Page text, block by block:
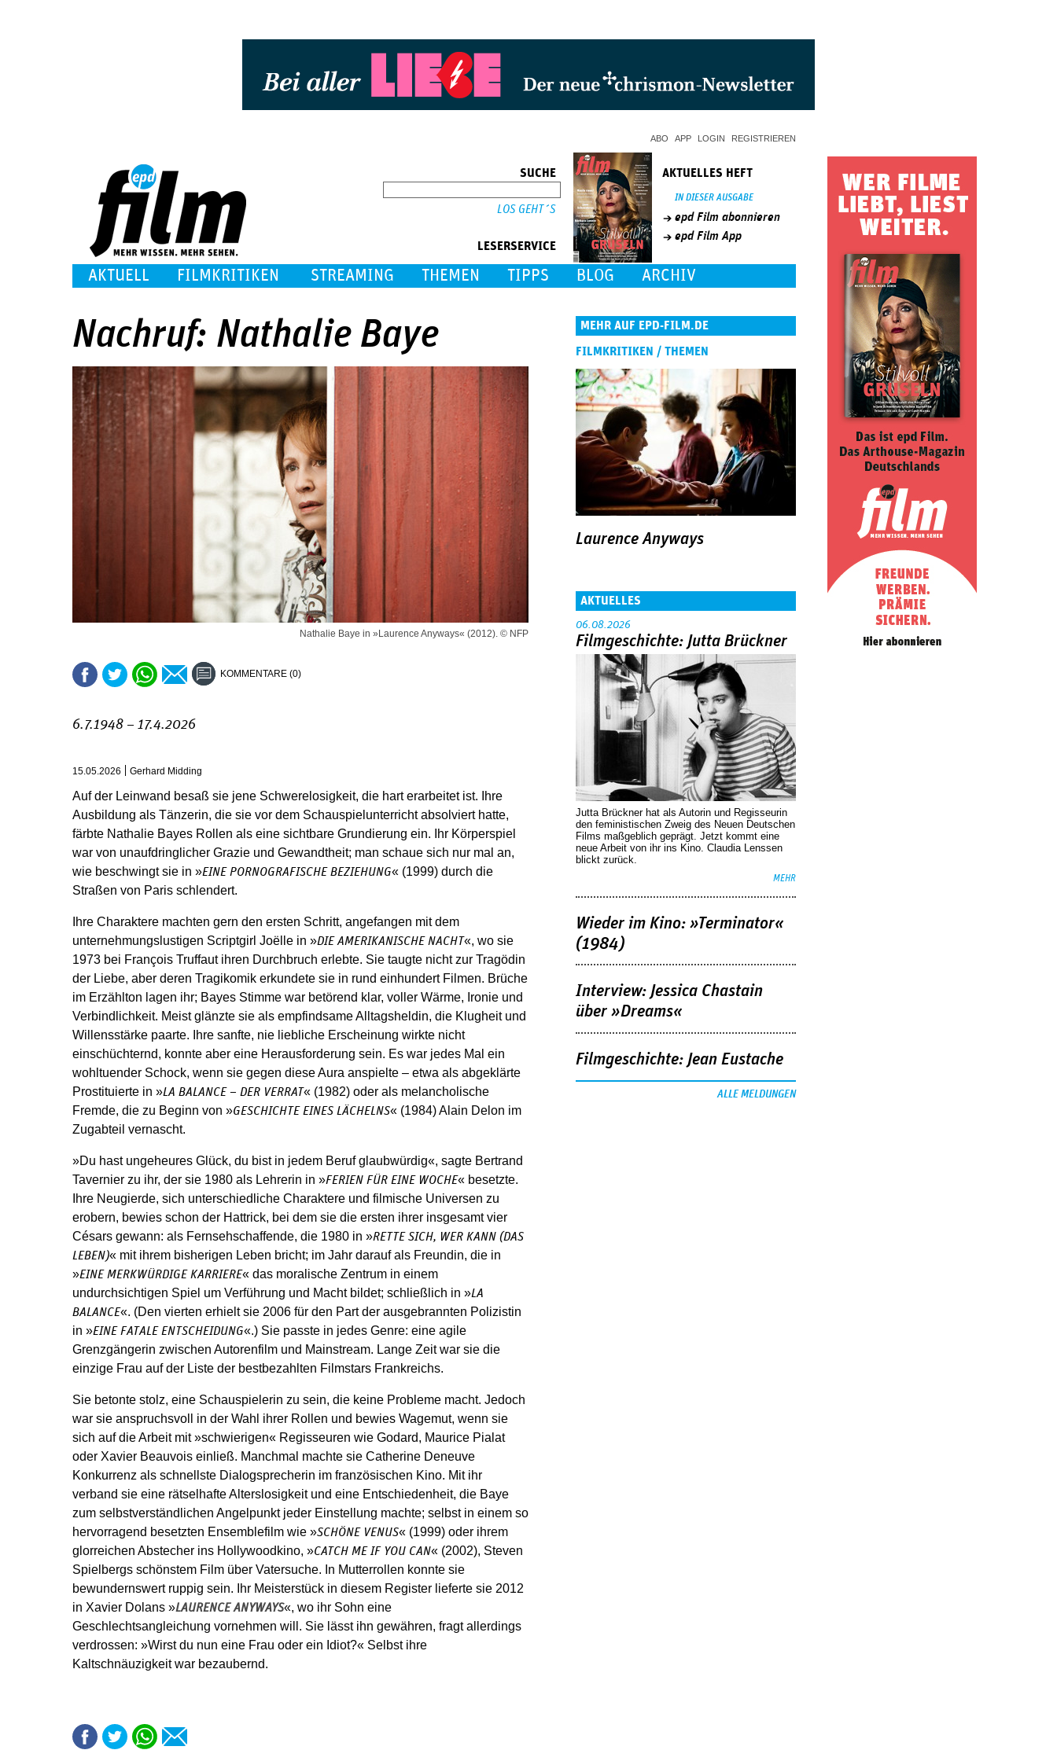
ABO APP LOGIN REGISTRIEREN
SUCHE
LESERSERVICE
AKTUELLES HEFT
IN DIESER AUSGABE
epd Film abonnieren
epd Film App
AKTUELL FILMKRITIKEN STREAMING THEMEN TIPPS BLOG ARCHIV
Nachruf: Nathalie Baye
Nathalie Baye in »Laurence Anyways« (2012). © NFP
KOMMENTARE (0)
6.7.1948 – 17.4.2026
15.05.2026 Gerhard Midding
Auf der Leinwand besaß sie jene Schwerelosigkeit, die hart erarbeitet ist. Ihre
Ausbildung als Tänzerin, die sie vor dem Schauspielunterricht absolviert hatte,
färbte Nathalie Bayes Rollen als eine sichtbare Grundierung ein. Ihr Körperspiel
war von unaufdringlicher Grazie und Gewandtheit; man schaue sich nur mal an,
wie beschwingt sie in »EINE PORNOGRAFISCHE BEZIEHUNG« (1999) durch die
Straßen von Paris schlendert.
Ihre Charaktere machten gern den ersten Schritt, angefangen mit dem
unternehmungslustigen Scriptgirl Joëlle in »DIE AMERIKANISCHE NACHT«, wo sie
1973 bei François Truffaut ihren Durchbruch erlebte. Sie taugte nicht zur Tragödin
der Liebe, aber deren Tragikomik erkundete sie in rund einhundert Filmen. Brüche
im Erzählton lagen ihr; Bayes Stimme war betörend klar, voller Wärme, Ironie und
Verbindlichkeit. Meist glänzte sie als empfindsame Alltagsheldin, die Klugheit und
Willensstärke paarte. Ihre sanfte, nie liebliche Erscheinung wirkte nicht
einschüchternd, konnte aber eine Herausforderung sein. Es war jedes Mal ein
wohltuender Schock, wenn sie gegen diese Aura anspielte – etwa als abgeklärte
Prostituierte in »LA BALANCE – DER VERRAT« (1982) oder als melancholische
Fremde, die zu Beginn von »GESCHICHTE EINES LÄCHELNS« (1984) Alain Delon im
Zugabteil vernascht.
»Du hast ungeheures Glück, du bist in jedem Beruf glaubwürdig«, sagte Bertrand
Tavernier zu ihr, der sie 1980 als Lehrerin in »FERIEN FÜR EINE WOCHE« besetzte.
Ihre Neugierde, sich unterschiedliche Charaktere und filmische Universen zu
erobern, bewies schon der Hattrick, bei dem sie die ersten ihrer insgesamt vier
Césars gewann: als Fernsehschaffende, die 1980 in »RETTE SICH, WER KANN (DAS
LEBEN)« mit ihrem bisherigen Leben bricht; im Jahr darauf als Freundin, die in
»EINE MERKWÜRDIGE KARRIERE« das moralische Zentrum in einem
undurchsichtigen Spiel um Verführung und Macht bildet; schließlich in »LA
BALANCE«. (Den vierten erhielt sie 2006 für den Part der ausgebrannten Polizistin
in »EINE FATALE ENTSCHEIDUNG«.) Sie passte in jedes Genre: eine agile
Grenzgängerin zwischen Autorenfilm und Mainstream. Lange Zeit war sie die
einzige Frau auf der Liste der bestbezahlten Filmstars Frankreichs.
Sie betonte stolz, eine Schauspielerin zu sein, die keine Probleme macht. Jedoch
war sie anspruchsvoll in der Wahl ihrer Rollen und bewies Wagemut, wenn sie
sich auf die Arbeit mit »schwierigen« Regisseuren wie Godard, Maurice Pialat
oder Xavier Beauvois einließ. Manchmal machte sie Catherine Deneuve
Konkurrenz als schnellste Dialogsprecherin im französischen Kino. Mit ihr
verband sie eine rätselhafte Alterslosigkeit und eine Entschiedenheit, die Baye
zum selbstverständlichen Angelpunkt jeder Einstellung machte; selbst in einem so
hervorragend besetzten Ensemblefilm wie »SCHÖNE VENUS« (1999) oder ihrem
glorreichen Abstecher ins Hollywoodkino, »CATCH ME IF YOU CAN« (2002), Steven
Spielbergs schönstem Film über Vatersuche. In Mutterrollen konnte sie
bewundernswert ruppig sein. Ihr Meisterstück in diesem Register lieferte sie 2012
in Xavier Dolans »LAURENCE ANYWAYS«, wo ihr Sohn eine
Geschlechtsangleichung vornehmen will. Sie lässt ihn gewähren, fragt allerdings
verdrossen: »Wirst du nun eine Frau oder ein Idiot?« Selbst ihre
Kaltschnäuzigkeit war bezaubernd.
MEHR AUF EPD-FILM.DE
FILMKRITIKEN / THEMEN
Laurence Anyways
AKTUELLES
06.08.2026
Filmgeschichte: Jutta Brückner
Jutta Brückner hat als Autorin und Regisseurin
den feministischen Zweig des Neuen Deutschen
Films maßgeblich geprägt. Jetzt kommt eine
neue Arbeit von ihr ins Kino. Claudia Lenssen
blickt zurück.
MEHR
Wieder im Kino: »Terminator«
(1984)
Interview: Jessica Chastain
über »Dreams«
Filmgeschichte: Jean Eustache
ALLE MELDUNGEN